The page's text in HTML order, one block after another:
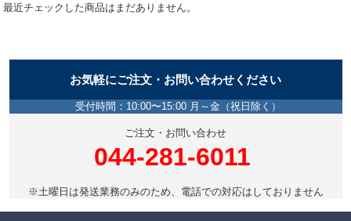
最近チェックした商品はまだありません。
お気軽にご注文・お問い合わせください
受付時間：10:00〜15:00 月～金（祝日除く）
ご注文・お問い合わせ
044-281-6011
※土曜日は発送業務のみのため、電話での対応はしておりません